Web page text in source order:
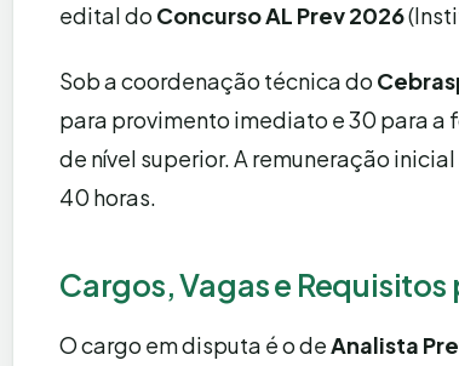
edital do Concurso AL Prev 2026
Sob a coordenação técnica do
para provimento imediato e 30 para a
de nível superior. A remuneração
40 horas.
Cargos, Vagas e Requisitos
O cargo em disputa é o deAnalista